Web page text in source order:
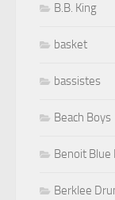
B.B. King
basket
bassistes
Beach Boys
Benoit Blue
Berklee